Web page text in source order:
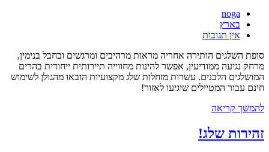
מחבר:
noga
קטגוריה:
בארץ
תגובות:
אין תגובות
סופת השלגים הותירה אחריה מראות מרהיבים ומרגשים ובחבל בנימין,
מרחק נגיעה ממודיעין, אפשר להינות מחווייה תיירותית ייחודית בהרים
המושלגים הלבנים. עשרות מזחלות שלג מקצועיות הובאו מהגולן לשימוש
חינם עבור המטיילים שיגיעו לאזור!
להמשך קריאהחגיגה
בחבל
בנימין
זהירות שלג!